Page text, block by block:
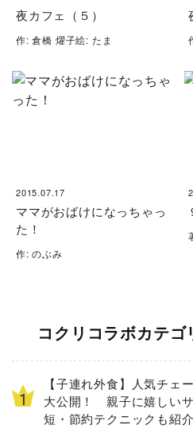
夜カフェ（５）
作: 倉橋 燿子絵: たま
2015.07.17
ママがおばけになっちゃっ
た！
作: のぶみ
コクリコラボカテ
【子連れ外食】人気チェ
大公開！ 親子に嬉しい
短・節約テクニックも紹介